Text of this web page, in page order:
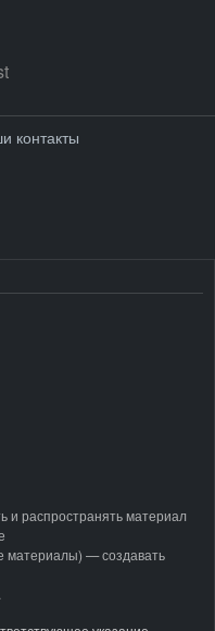
контакты
и распространять материал
материалы) — создавать